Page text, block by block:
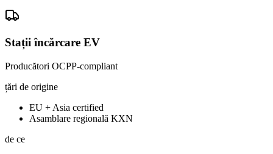
Stații încărcare EV
Producători OCPP-compliant
țări de origine
EU + Asia certified
Asamblare regională KXN
de ce